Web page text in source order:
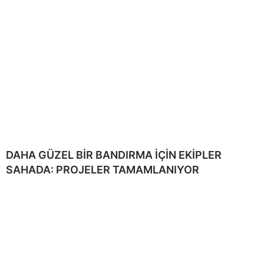
DAHA GÜZEL BİR BANDIRMA İÇİN EKİPLER
SAHADA: PROJELER TAMAMLANIYOR